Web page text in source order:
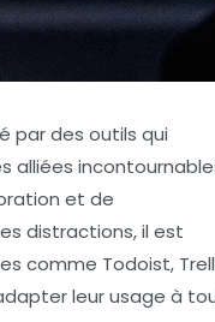
par des outils qui
alliées
et de
distractions, il est
comme Todoist,
leur usage à